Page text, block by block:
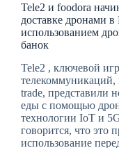
Tele2 и foodora
доставке дронами
использованием
банок
Tele2 , ключевой
trade, представили
еды с помощью
технологии IoT и
говорится, что это
использование